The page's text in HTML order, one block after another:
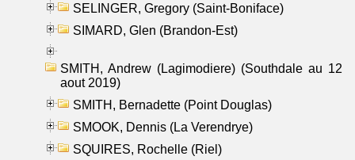
SELINGER, Gregory (Saint-Boniface)
SIMARD, Glen (Brandon-Est)
SMITH, Andrew (Lagimodiere) (Southdale au 12
aout 2019)
SMITH, Bernadette (Point Douglas)
SMOOK, Dennis (La Verendrye)
SQUIRES, Rochelle (Riel)